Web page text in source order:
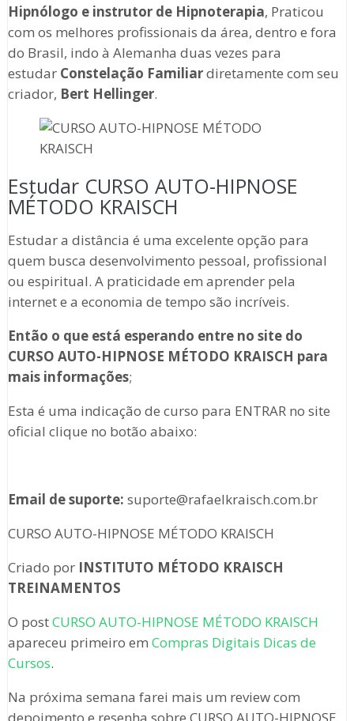
Hipnólogo e instrutor de Hipnoterapia, Praticou
com os melhores profissionais da área, dentro e fora
do Brasil, indo à Alemanha duas vezes para
estudar Constelação Familiardiretamente com seu
criador, Bert Hellinger.
Estudar CURSO AUTO-HIPNOSE
MÉTODO KRAISCH
Estudar a distância é uma excelente opção para
quem busca desenvolvimento pessoal, profissional
ou espiritual. A praticidade em aprender pela
internet e a economia de tempo são incríveis.
Então o que está esperando entre no site do
CURSO AUTO-HIPNOSE MÉTODO KRAISCH para
mais informações;
Esta é uma indicação de curso para ENTRAR no site
oficial clique no botão abaixo:
Email de suporte: suporte@rafaelkraisch.com.br
CURSO AUTO-HIPNOSE MÉTODO KRAISCH
Criado por INSTITUTO MÉTODO KRAISCH
TREINAMENTOS
O postCURSO AUTO-HIPNOSE MÉTODO KRAISCH
apareceu primeiro em Compras Digitais Dicas de
Cursos.
Na próxima semana farei mais um review com